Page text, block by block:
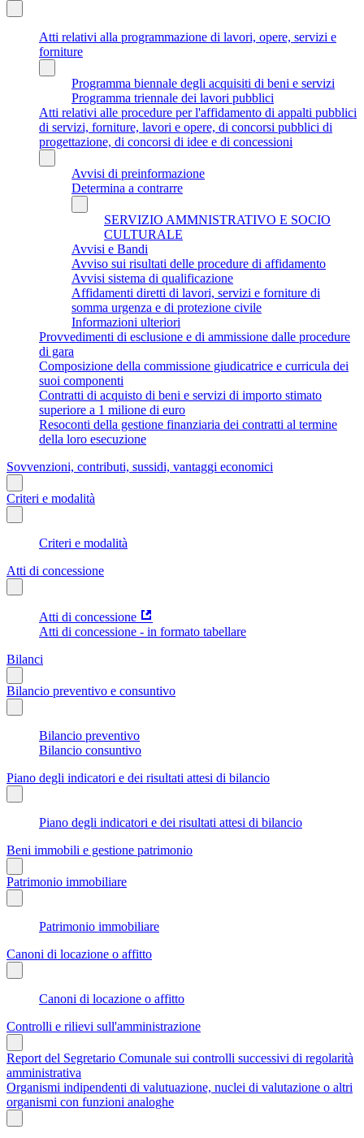
Atti relativi alla programmazione di lavori, opere, servizi e
forniture
Programma biennale degli acquisiti di beni e servizi
Programma triennale dei lavori pubblici
Atti relativi alle procedure per l'affidamento di appalti pubblici
di servizi, forniture, lavori e opere, di concorsi pubblici di
progettazione, di concorsi di idee e di concessioni
Avvisi di preinformazione
Determina a contrarre
SERVIZIO AMMNISTRATIVO E SOCIO
CULTURALE
Avvisi e Bandi
Avviso sui risultati delle procedure di affidamento
Avvisi sistema di qualificazione
Affidamenti diretti di lavori, servizi e forniture di
somma urgenza e di protezione civile
Informazioni ulteriori
Provvedimenti di esclusione e di ammissione dalle procedure
di gara
Composizione della commissione giudicatrice e curricula dei
suoi componenti
Contratti di acquisto di beni e servizi di importo stimato
superiore a 1 milione di euro
Resoconti della gestione finanziaria dei contratti al termine
della loro esecuzione
Sovvenzioni, contributi, sussidi, vantaggi economici
Criteri e modalità
Criteri e modalità
Atti di concessione
Atti di concessione
Atti di concessione - in formato tabellare
Bilanci
Bilancio preventivo e consuntivo
Bilancio preventivo
Bilancio consuntivo
Piano degli indicatori e dei risultati attesi di bilancio
Piano degli indicatori e dei risultati attesi di bilancio
Beni immobili e gestione patrimonio
Patrimonio immobiliare
Patrimonio immobiliare
Canoni di locazione o affitto
Canoni di locazione o affitto
Controlli e rilievi sull'amministrazione
Report del Segretario Comunale sui controlli successivi di regolarità
amministrativa
Organismi indipendenti di valutuazione, nuclei di valutazione o altri
organismi con funzioni analoghe